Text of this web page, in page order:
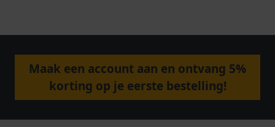
Maak een account aan en ontvang 5%
korting op je eerste bestelling!